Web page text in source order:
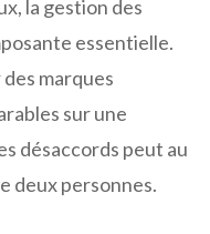
la gestion des
essentielle.
marques
sur une
désaccords peut au
deux personnes.